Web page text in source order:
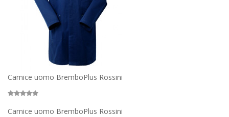
Camice uomo BremboPlus Rossini
Camice uomo BremboPlus Rossini